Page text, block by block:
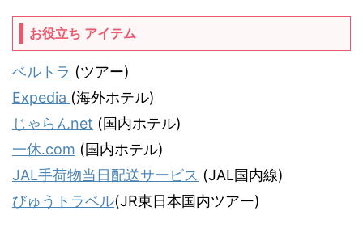
お役立ち アイテム
ベルトラ (ツアー)
Expedia (海外ホテル)
じゃらんnet (国内ホテル)
一休.com (国内ホテル)
JAL手荷物当日配送サービス (JAL国内線)
びゅうトラベル(JR東日本国内ツアー)